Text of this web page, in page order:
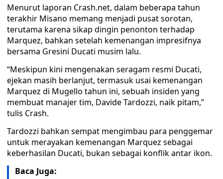
Menurut laporan Crash.net, dalam beberapa tahun
terakhir Misano memang menjadi pusat sorotan,
terutama karena sikap dingin penonton terhadap
Marquez, bahkan setelah kemenangan impresifnya
bersama Gresini Ducati musim lalu.
“Meskipun kini mengenakan seragam resmi Ducati,
ejekan masih berlanjut, termasuk usai kemenangan
Marquez di Mugello tahun ini, sebuah insiden yang
membuat manajer tim, Davide Tardozzi, naik pitam,”
tulis Crash.
Tardozzi bahkan sempat mengimbau para penggemar
untuk merayakan kemenangan Marquez sebagai
keberhasilan Ducati, bukan sebagai konflik antar ikon.
Baca Juga: